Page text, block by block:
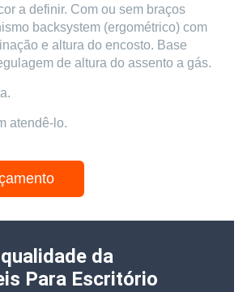
a definir. Com ou sem braços
backsystem (ergométrico) com
e altura do encosto. Base
de altura do assento a gás.
atendê-lo.
da
Para Escritório